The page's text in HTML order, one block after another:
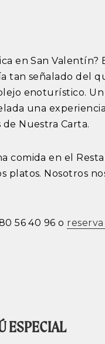
en San Valentín?
tan señalado del
enoturístico.
una
Nuestra Carta.
comida en el
platos. Nosotros
56 40 96 o
ESPECIAL